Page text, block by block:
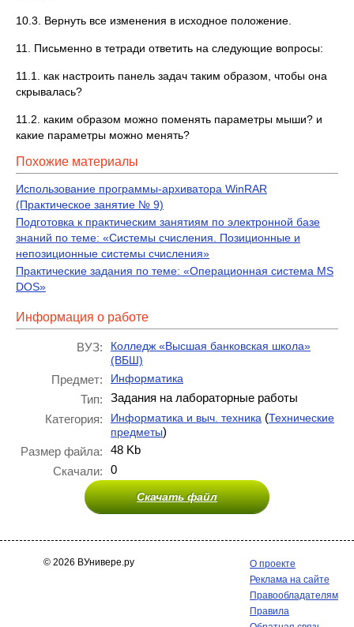
10.3. Вернуть все изменения в исходное положение.
11. Письменно в тетради ответить на следующие вопросы:
11.1. как настроить панель задач таким образом, чтобы она
скрывалась?
11.2. каким образом можно поменять параметры мыши? и
какие параметры можно менять?
Похожие материалы
Использование программы-архиватора WinRAR
(Практическое занятие № 9)
Подготовка к практическим занятиям по электронной базе
знаний по теме: «Системы счисления. Позиционные и
непозиционные системы счисления»
Практические задания по теме: «Операционная система MS
DOS»
Информация о работе
ВУЗ:
Колледж «Высшая банковская школа»
(ВБШ)
Предмет: Информатика
Тип:
Задания на лабораторные работы
Категория:
Информатика и выч. техника (Технические
предметы)
Размер файла:
48 Kb
Скачали:
0
Скачать файл
© 2026 ВУнивере.ру
О проекте
Реклама на сайте
Правообладателям
Правила